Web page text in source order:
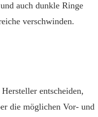
auch dunkle Ringe
verschwinden.
entscheiden,
die möglichen Vor- und